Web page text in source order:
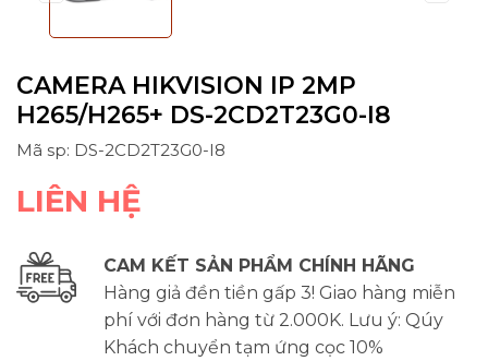
CAMERA HIKVISION IP 2MP
H265/H265+ DS-2CD2T23G0-I8
Mã sp: DS-2CD2T23G0-I8
LIÊN HỆ
CAM KẾT SẢN PHẨM CHÍNH HÃNG
Hàng giả đền tiền gấp 3! Giao hàng miễn
phí với đơn hàng từ 2.000K. Lưu ý: Qúy
Khách chuyển tạm ứng cọc 10%